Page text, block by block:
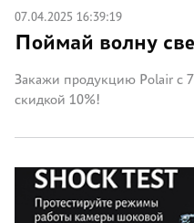
07.04.2025 16:39:19
Поймай волну
Закажи продукцию Polair с
скидкой 10%!